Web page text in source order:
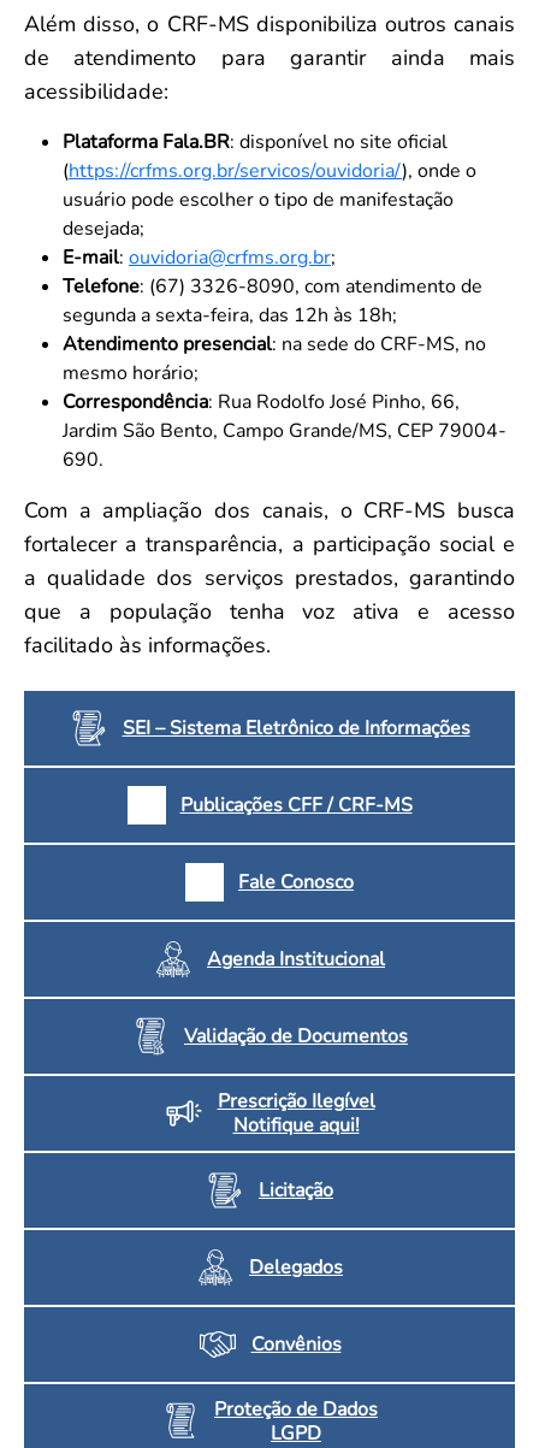
Além disso, o CRF-MS disponibiliza outros canais
de atendimento para garantir ainda mais
acessibilidade:
Plataforma Fala.BR: disponível no site oficial
(https://crfms.org.br/servicos/ouvidoria/), onde o
usuário pode escolher o tipo de manifestação
desejada;
E-mail: ouvidoria@crfms.org.br;
Telefone: (67) 3326-8090, com atendimento de
segunda a sexta-feira, das 12h às 18h;
Atendimento presencial: na sede do CRF-MS, no
mesmo horário;
Correspondência: Rua Rodolfo José Pinho, 66,
Jardim São Bento, Campo Grande/MS, CEP 79004-
690.
Com a ampliação dos canais, o CRF-MS busca
fortalecer a transparência, a participação social e
a qualidade dos serviços prestados, garantindo
que a população tenha voz ativa e acesso
facilitado às informações.
SEI – Sistema Eletrônico de Informações
Publicações CFF / CRF-MS
Fale Conosco
Agenda Institucional
Validação de Documentos
Prescrição Ilegível
Notifique aqui!
Licitação
Delegados
Convênios
Proteção de Dados
LGPD